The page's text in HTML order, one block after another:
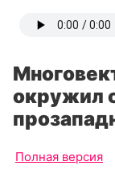
окружил
Полная версия